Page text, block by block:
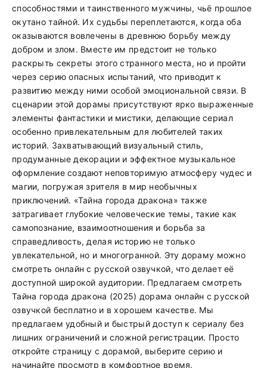
способностями и таинственного мужчины, чьё прошлое
окутано тайной. Их судьбы переплетаются, когда оба
оказываются вовлечены в древнюю борьбу между
добром и злом. Вместе им предстоит не только
раскрыть секреты этого странного места, но и пройти
через серию опасных испытаний, что приводит к
развитию между ними особой эмоциональной связи. В
сценарии этой дорамы присутствуют ярко выраженные
элементы фантастики и мистики, делающие сериал
особенно привлекательным для любителей таких
историй. Захватывающий визуальный стиль,
продуманные декорации и эффектное музыкальное
оформление создают неповторимую атмосферу чудес и
магии, погружая зрителя в мир необычных
приключений. «Тайна города дракона» также
затрагивает глубокие человеческие темы, такие как
самопознание, взаимоотношения и борьба за
справедливость, делая историю не только
увлекательной, но и многогранной. Эту дораму можно
смотреть онлайн с русской озвучкой, что делает её
доступной широкой аудитории. Предлагаем смотреть
Тайна города дракона (2025) дорама онлайн с русской
озвучкой бесплатно и в хорошем качестве. Мы
предлагаем удобный и быстрый доступ к сериалу без
лишних ограничений и сложной регистрации. Просто
откройте страницу с дорамой, выберите серию и
начинайте просмотр в комфортное время.